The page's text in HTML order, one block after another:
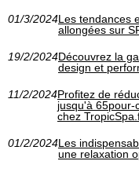
01/3/2024Les tendances
allongées sur
19/2/2024Découvrez la
design et
11/2/2024Profitez de
jusqu'à 65pour-
chez
01/2/2024Les
une relaxation